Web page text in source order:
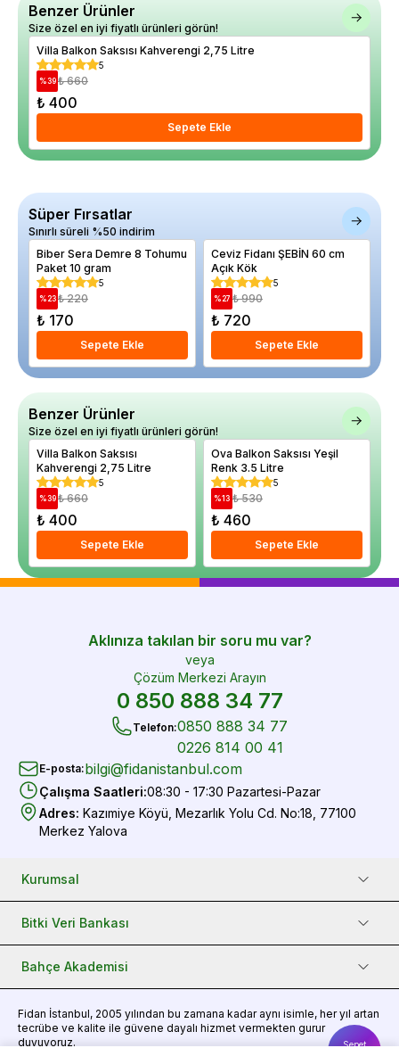
Sepet
Benzer Ürünler
Size özel en iyi fiyatlı ürünleri görün!
Villa Balkon Saksısı Kahverengi 2,75 Litre
5
%39 ₺ 660
₺ 400
Sepete Ekle
Süper Fırsatlar
Sınırlı süreli %50 indirim
Biber Sera Demre 8 Tohumu
Paket 10 gram
5
%23 ₺ 220
₺ 170
Sepete Ekle
Ceviz Fidanı ŞEBİN 60 cm
Açık Kök
5
%27 ₺ 990
₺ 720
Sepete Ekle
Benzer Ürünler
Size özel en iyi fiyatlı ürünleri görün!
Villa Balkon Saksısı
Kahverengi 2,75 Litre
5
%39 ₺ 660
₺ 400
Sepete Ekle
Ova Balkon Saksısı Yeşil
Renk 3.5 Litre
5
%13 ₺ 530
₺ 460
Sepete Ekle
Aklınıza takılan bir soru mu var?
veya
Çözüm Merkezi Arayın
0 850 888 34 77
Telefon:0850 888 34 77
0226 814 00 41
E-posta:bilgi@fidanistanbul.com
Çalışma Saatleri:08:30 - 17:30 Pazartesi-Pazar
Adres: Kazımiye Köyü, Mezarlık Yolu Cd. No:18, 77100
Merkez Yalova
Kurumsal
Bitki Veri Bankası
Bahçe Akademisi
Fidan İstanbul, 2005 yılından bu zamana kadar aynı isimle, her yıl artan
tecrübe ve kalite ile güvene dayalı hizmet vermekten gurur
duyuyoruz.